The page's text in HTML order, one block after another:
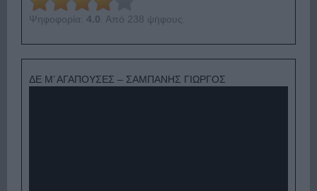
Ψηφοφορία: 4.0 . Από 238 ψήφους.
ΔΕ Μ’ ΑΓΑΠΟΥΣΕΣ – ΣΑΜΠΑΝΗΣ ΓΙΩΡΓΟΣ